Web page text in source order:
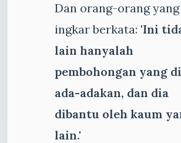
Dan orang-orang yang
ingkar berkata: 'Ini
lain hanyalah
pembohongan yang
ada-adakan, dan dia
dibantu oleh kaum
lain.'